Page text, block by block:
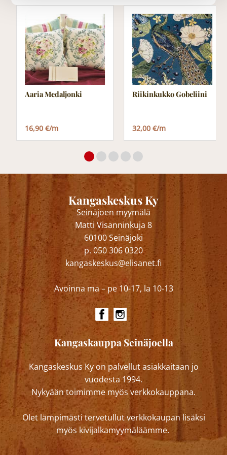
Aaria Medaljonki
16,90 €/m
Riikinkukko Gobeliini
32,00 €/m
Kangaskeskus Ky
Seinäjoen myymälä
Matti Visanninkuja 8
60100 Seinäjoki
p. 050 306 0320
kangaskeskus@elisanet.fi
Avoinna ma – pe 10-17, la 10-13
Kangaskauppa Seinäjoella
Kangaskeskus Ky on palvellut asiakkaitaan jo
vuodesta 1994.
Nykyään toimimme myös verkkokauppana.
Olet lämpimästi tervetullut verkkokaupan lisäksi
myös kivijalkamyymäläämme.